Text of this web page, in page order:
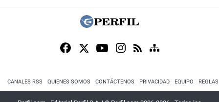
CANALES RSS QUIENES SOMOS CONTÁCTENOS PRIVACIDAD EQUIPO